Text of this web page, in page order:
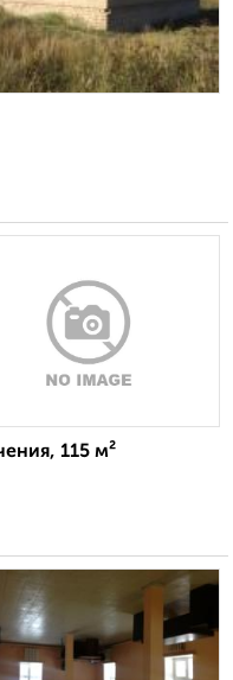
115 м²